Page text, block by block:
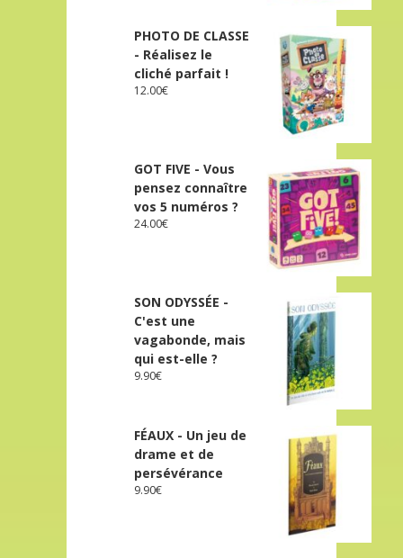
PHOTO DE CLASSE
- Réalisez le
cliché parfait !
12.00€
GOT FIVE - Vous
pensez connaître
vos 5 numéros ?
24.00€
SON ODYSSÉE -
C'est une
vagabonde, mais
qui est-elle ?
9.90€
FÉAUX - Un jeu de
drame et de
persévérance
9.90€